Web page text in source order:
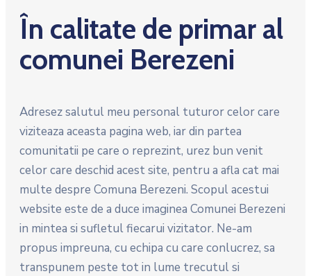
În calitate de primar al
comunei Berezeni
Adresez salutul meu personal tuturor celor care
viziteaza aceasta pagina web, iar din partea
comunitatii pe care o reprezint, urez bun venit
celor care deschid acest site, pentru a afla cat mai
multe despre Comuna Berezeni. Scopul acestui
website este de a duce imaginea Comunei Berezeni
in mintea si sufletul fiecarui vizitator. Ne-am
propus impreuna, cu echipa cu care conlucrez, sa
transpunem peste tot in lume trecutul si